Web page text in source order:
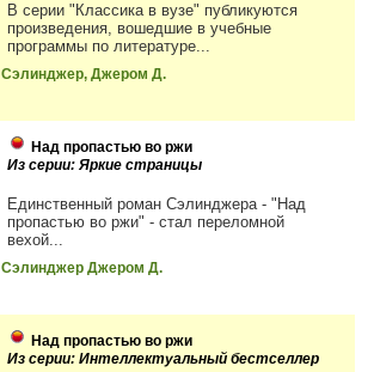
В серии "Классика в вузе" публикуются
произведения, вошедшие в учебные
программы по литературе...
Сэлинджер, Джером Д.
Над пропастью во ржи
Из серии: Яркие страницы
Единственный роман Сэлинджера - "Над
пропастью во ржи" - стал переломной
вехой...
Сэлинджер Джером Д.
Над пропастью во ржи
Из серии: Интеллектуальный бестселлер